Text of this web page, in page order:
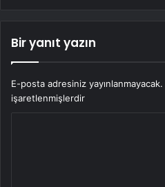
Bir yanıt yazın
E-posta adresiniz yayınlanmayacak.
işaretlenmişlerdir